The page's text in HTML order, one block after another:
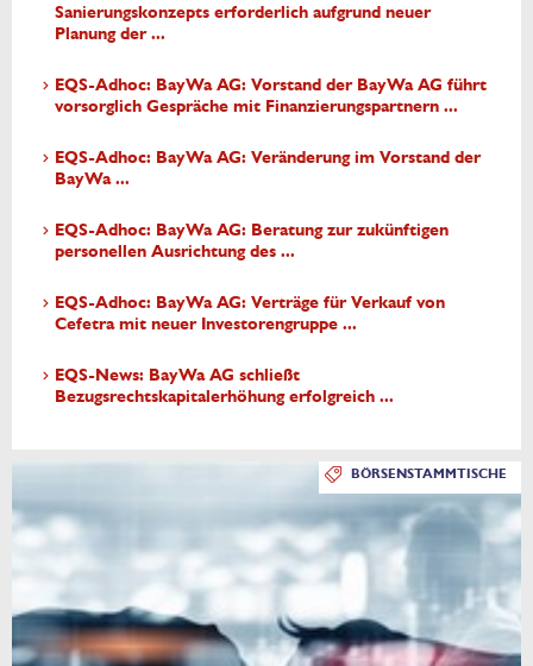
Sanierungskonzepts erforderlich aufgrund neuer
Planung der ...
EQS-Adhoc: BayWa AG: Vorstand der BayWa AG führt
vorsorglich Gespräche mit Finanzierungspartnern ...
EQS-Adhoc: BayWa AG: Veränderung im Vorstand der
BayWa ...
EQS-Adhoc: BayWa AG: Beratung zur zukünftigen
personellen Ausrichtung des ...
EQS-Adhoc: BayWa AG: Verträge für Verkauf von
Cefetra mit neuer Investorengruppe ...
EQS-News: BayWa AG schließt
Bezugsrechtskapitalerhöhung erfolgreich ...
BÖRSENSTAMMTISCHE